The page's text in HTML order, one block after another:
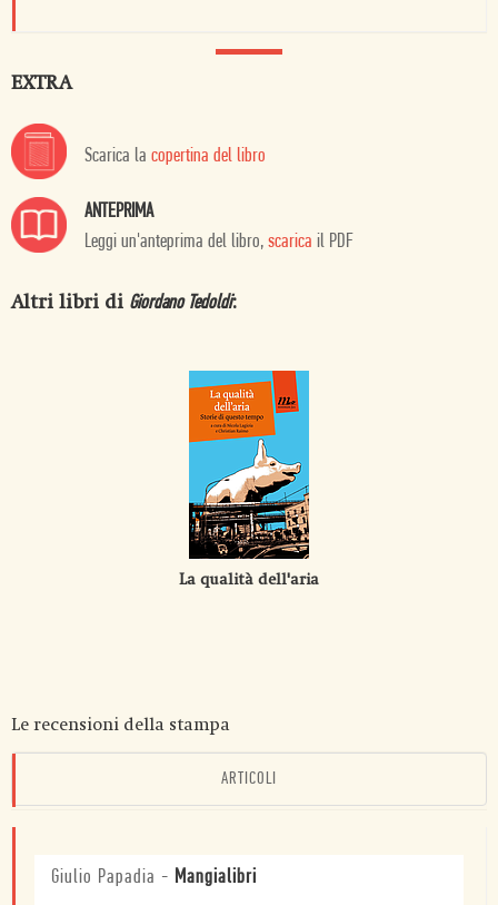
EXTRA
Scarica la copertina del libro
ANTEPRIMA
Leggi un'anteprima del libro, scarica il PDF
Altri libri di Giordano Tedoldi:
La qualità dell'aria
Le recensioni della stampa
ARTICOLI
Giulio Papadia - Mangialibri